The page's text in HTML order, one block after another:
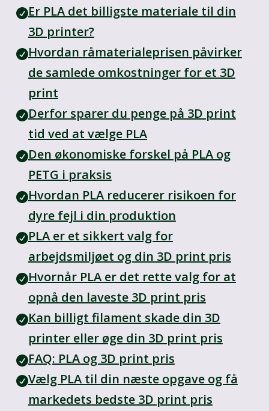
Er PLA det billigste materiale til din
3D printer?
Hvordan råmaterialeprisen påvirker
de samlede omkostninger for et 3D
print
Derfor sparer du penge på 3D print
tid ved at vælge PLA
Den økonomiske forskel på PLA og
PETG i praksis
Hvordan PLA reducerer risikoen for
dyre fejl i din produktion
PLA er et sikkert valg for
arbejdsmiljøet og din 3D print pris
Hvornår PLA er det rette valg for at
opnå den laveste 3D print pris
Kan billigt filament skade din 3D
printer eller øge din 3D print pris
FAQ: PLA og 3D print pris
Vælg PLA til din næste opgave og få
markedets bedste 3D print pris